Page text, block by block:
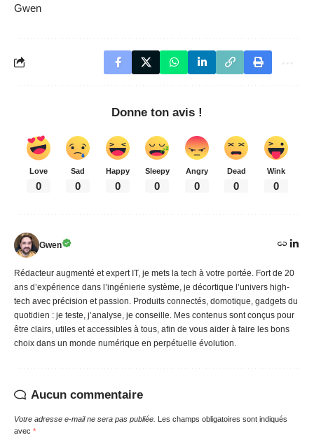
Gwen
Donne ton avis !
Love
0
Sad
0
Happy
0
Sleepy
0
Angry
0
Dead
0
Wink
0
Gwen
Rédacteur augmenté et expert IT, je mets la tech à votre portée. Fort de 20
ans d’expérience dans l’ingénierie système, je décortique l’univers high-
tech avec précision et passion. Produits connectés, domotique, gadgets du
quotidien : je teste, j’analyse, je conseille. Mes contenus sont conçus pour
être clairs, utiles et accessibles à tous, afin de vous aider à faire les bons
choix dans un monde numérique en perpétuelle évolution.
Aucun commentaire
Votre adresse e-mail ne sera pas publiée. Les champs obligatoires sont indiqués
avec *